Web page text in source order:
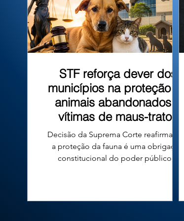
STF reforça dever dos
municípios na proteção de
animais abandonados e
vítimas de maus-tratos
Decisão da Suprema Corte reafirma que
a proteção da fauna é uma obrigação
constitucional do poder público e